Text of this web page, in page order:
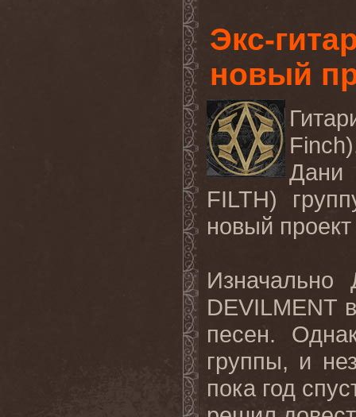
Экс-
новый
Дани
FILTH)
новый проект
Изначально
DEVILMENT
песен.
группы, и
пока год